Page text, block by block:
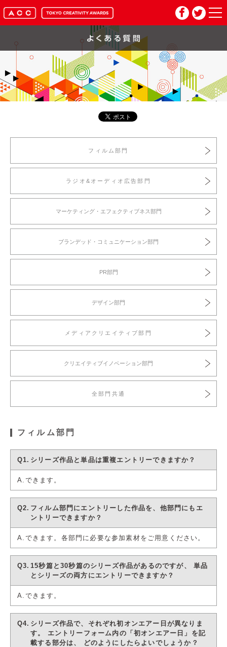
HOME
マイページ
運営団体
閉じる
フィルム部門
ラジオ&オーディオ広告部門
マーケティング・エフェクティブネス部門
ブランデッド・コミュニケーション部門
PR部門
デザイン部門
メディアクリエイティブ部門
クリエイティブイノベーション部門
全部門共通
フィルム部門
シリーズ作品と単品は重複エントリーできますか？
できます。
フィルム部門にエントリーした作品を、他部門にもエ
ントリーできますか？
できます。各部門に必要な参加素材をご用意ください。
15秒篇と30秒篇のシリーズ作品があるのですが、 単品
とシリーズの両方にエントリーできますか？
できます。
シリーズ作品で、それぞれ初オンエアー日が異なりま
す。 エントリーフォーム内の「初オンエアー日」を記
載する部分は、
どのようにしたらよいでしょうか？